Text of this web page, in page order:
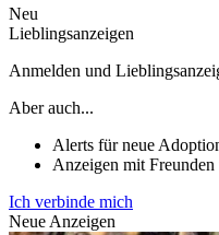
Neu
Lieblingsanzeigen
Anmelden und
Aber auch...
Alerts für neue
Anzeigen mit Freunden
Ich verbinde mich
Neue Anzeigen